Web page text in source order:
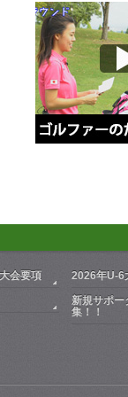
会要項
2026年U-6
新規サポー
集！！